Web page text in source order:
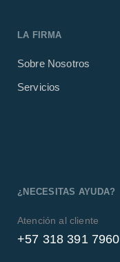
LA FIRMA
Sobre Nosotros
Servicios
¿NECESITAS AYUDA?
Atención al cliente
+57 318 391 7960